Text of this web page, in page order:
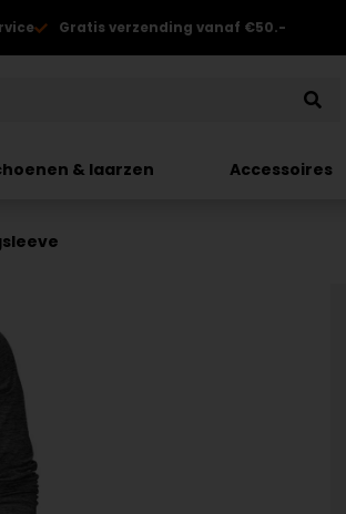
Gratis verzending vanaf €50.-
& laarzen Accessoires